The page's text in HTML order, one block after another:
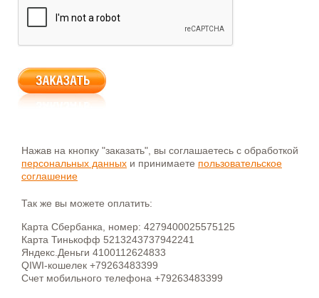
Нажав на кнопку "заказать", вы соглашаетесь с обработкой
персональных данных и принимаете пользовательское
соглашение
Так же вы можете оплатить:
Карта Сбербанка, номер: 4279400025575125
Карта Тинькофф 5213243737942241
Яндекс.Деньги 4100112624833
QIWI-кошелек +79263483399
Счет мобильного телефона +79263483399